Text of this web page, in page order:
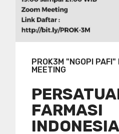
PROK3M "NGOPI PAFI"
MEETING
FARMASI